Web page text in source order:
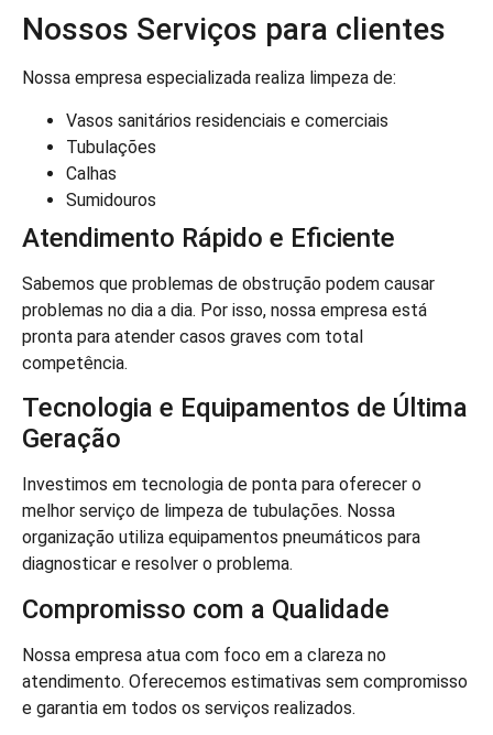
Nossos Serviços para clientes
Nossa empresa especializada realiza limpeza de:
Vasos sanitários residenciais e comerciais
Tubulações
Calhas
Sumidouros
Atendimento Rápido e Eficiente
Sabemos que problemas de obstrução podem causar
problemas no dia a dia. Por isso, nossa empresa está
pronta para atender casos graves com total
competência.
Tecnologia e Equipamentos de Última
Geração
Investimos em tecnologia de ponta para oferecer o
melhor serviço de limpeza de tubulações. Nossa
organização utiliza equipamentos pneumáticos para
diagnosticar e resolver o problema.
Compromisso com a Qualidade
Nossa empresa atua com foco em a clareza no
atendimento. Oferecemos estimativas sem compromisso
e garantia em todos os serviços realizados.